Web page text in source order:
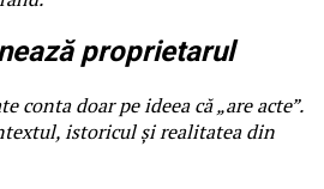
proprietarul
conta doar pe ideea că „are acte”.
istoricul și realitatea din